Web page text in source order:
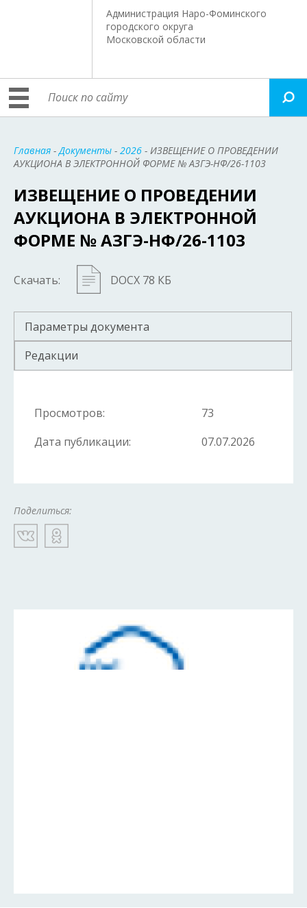
Администрация Наро-Фоминского
городского округа
Московской области
Главная -Документы - 2026 - ИЗВЕЩЕНИЕ О ПРОВЕДЕНИИ
АУКЦИОНА В ЭЛЕКТРОННОЙ ФОРМЕ № АЗГЭ-НФ/26-1103
ИЗВЕЩЕНИЕ О ПРОВЕДЕНИИ
АУКЦИОНА В ЭЛЕКТРОННОЙ
ФОРМЕ № АЗГЭ-НФ/26-1103
Скачать: DOCX 78 КБ
Параметры документа
Редакции
Просмотров:
73
Дата публикации:
07.07.2026
Поделиться: